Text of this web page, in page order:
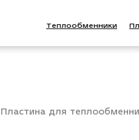
Теплообменники
Пластина для